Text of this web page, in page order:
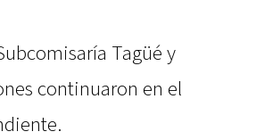
Tagüé y
continuaron en el